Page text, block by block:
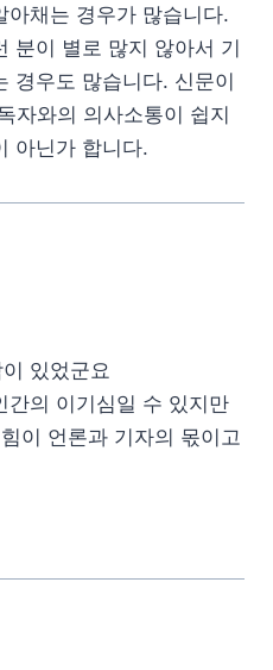
채는 경우가 많습니다.
분이 별로 많지 않아서 기
경우도 많습니다. 신문이
자와의 의사소통이 쉽지
아닌가 합니다.
있었군요
간의 이기심일 수 있지만
이 언론과 기자의 몫이고